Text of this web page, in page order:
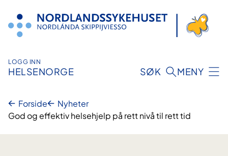
innhold
LOGG INN
HELSENORGE SØK MENY
Forside
Nyheter
God og effektiv helsehjelp på rett nivå til rett tid